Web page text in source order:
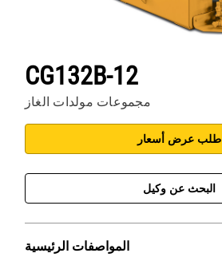
CG132B-12
مجموعات مولدات الغاز
طلب عرض أسعار
البحث عن وكيل
المواصفات الرئيسية